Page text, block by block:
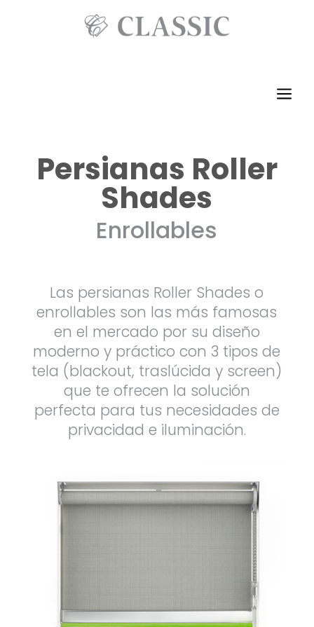
a
Persianas Roller
Shades
Enrollables
Las persianas Roller Shades o
enrollables son las más famosas
en el mercado por su diseño
moderno y práctico con 3 tipos de
tela (blackout, traslúcida y screen)
que te ofrecen la solución
perfecta para tus necesidades de
privacidad e iluminación.